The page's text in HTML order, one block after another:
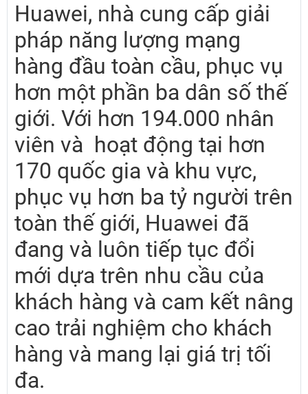
Huawei, nhà cung cấp giải
pháp năng lượng mạng
hàng đầu toàn cầu, phục vụ
hơn một phần ba dân số thế
giới. Với hơn 194.000 nhân
viên và hoạt động tại hơn
170 quốc gia và khu vực,
phục vụ hơn ba tỷ người trên
toàn thế giới, Huawei đã
đang và luôn tiếp tục đổi
mới dựa trên nhu cầu của
khách hàng và cam kết nâng
cao trải nghiệm cho khách
hàng và mang lại giá trị tối
đa.